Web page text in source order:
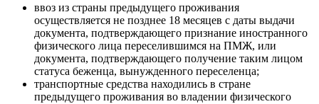
ввоз из страны предыдущего проживания
осуществляется не позднее 18 месяцев с даты выдачи
документа, подтверждающего признание иностранного
физического лица переселившимся на ПМЖ, или
документа, подтверждающего получение таким лицом
статуса беженца, вынужденного переселенца;
транспортные средства находились в стране
предыдущего проживания во владении физического